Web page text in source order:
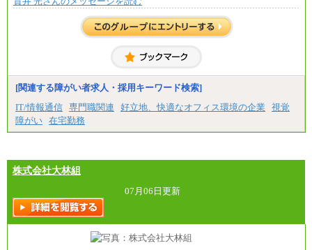
総合職 月給220,000～230,000円＋地域間調整給
整給
※詳細はJTBキャリアサイトよりご確認ください。
■(株)JTBコミュニケーションデザイン
総合職 月給230,000円
みなし残業手当：20,000円（一律支給）※みなし
残業手当の残業時間は10.43時間。
間に応じて、時間外手当等を支給。
エリアサポート職 月給188,000円
訪日事業職 月給202,000～227,000円＋地域間調整
給
※詳細はJTBキャリアサイトよりご確認ください。
■(株)JTBビジネストランスフォーム
総合職 月給205,000～225,000円＋地域間調整給
[関連する障がい者求人・採用キーワード検索]
IT/情報通信 専門職関連 好立地、快適なオフィス環境の企業
視覚
障がい 在宅勤務
株式会社大林組
07月06日更新